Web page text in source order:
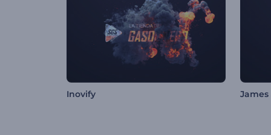
Inovify